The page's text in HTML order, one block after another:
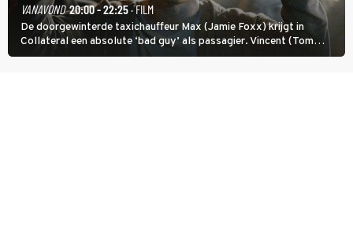
VANAVOND 20:00 - 22:25· FILM
De doorgewinterde taxichauffeur Max (Jamie Foxx) krijgt in
Collateral een absolute ‘bad guy’ als passagier. Vincent (Tom
Cruise) heeft hem nodig om hem de stad door te loodsen om een